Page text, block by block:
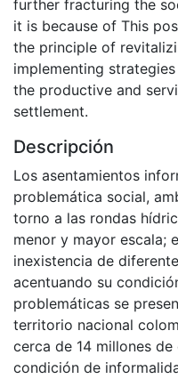
further fracturing the
it is because of This
the principle of
implementing
the productive and
settlement.
Descripción
Los asentamientos
problemática social,
torno a las rondas
menor y mayor escala;
inexistencia de
acentuando su
problemáticas se
territorio nacional
cerca de 14 millones
condición de